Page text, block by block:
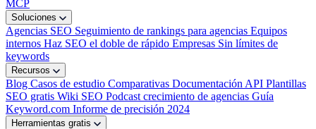
MCP
Soluciones
Agencias SEO Seguimiento de rankings para agencias Equipos
internos Haz SEO el doble de rápido Empresas Sin límites de
keywords
Recursos
Blog Casos de estudio Comparativas Documentación API Plantillas
SEO gratis Wiki SEO Podcast crecimiento de agencias Guía
Keyword.com Informe de precisión 2024
Herramientas gratis